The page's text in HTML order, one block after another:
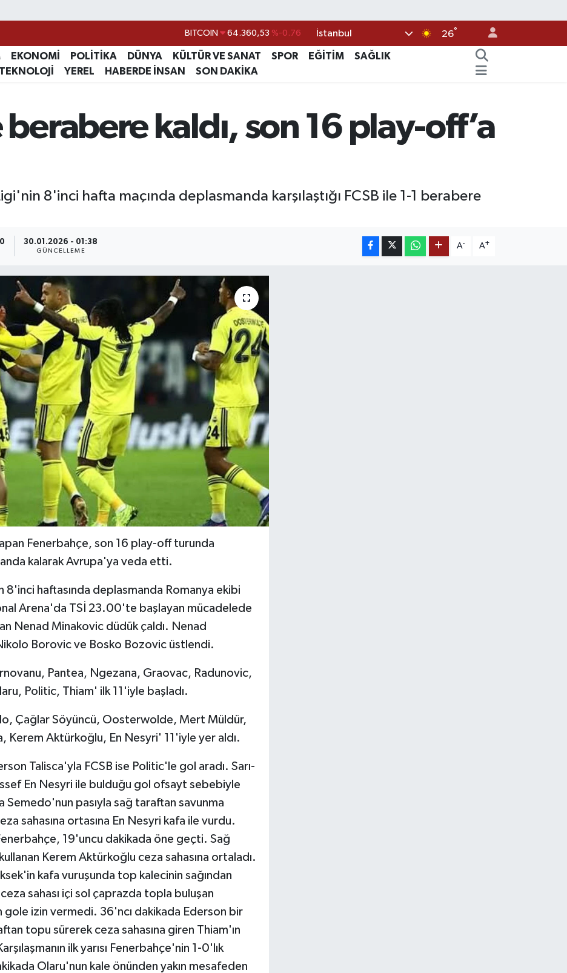
DOLAR 47,7143 %0.16
EURO 55,0317
GRAM ALTIN
BİST100 13.799
İstanbul 26°
EKONOMİ POLİTİKA DÜNYA KÜLTÜR VE SANAT SPOR EĞİTİM
SAĞLIK
YEREL HABERDE İNSAN SON DAKİKA
berabere kaldı, son 16 play-off’a
8'inci hafta maçında deplasmanda karşılaştığı FCSB ile 1-1 berabere
30.01.2026 - 01:38
GÜNCELLEME
A- A+
Fenerbahçe, son 16 play-off turunda
kalarak Avrupa'ya veda etti.
8'inci haftasında deplasmanda Romanya ekibi
Arena'da TSİ 23.00'te başlayan mücadelede
Nenad Minakovic düdük çaldı. Nenad
Nikolo Borovic ve Bosko Bozovic üstlendi.
Pantea, Ngezana, Graovac, Radunovic,
Politic, Thiam' ilk 11'iyle başladı.
Çağlar Söyüncü, Oosterwolde, Mert Müldür,
Kerem Aktürkoğlu, En Nesyri' 11'iyle yer aldı.
Talisca'yla FCSB ise Politic'le gol aradı. Sarı-
En Nesyri ile bulduğu gol ofsayt sebebiyle
Semedo'nun pasıyla sağ taraftan savunma
sahasına ortasına En Nesyri kafa ile vurdu.
19'uncu dakikada öne geçti. Sağ
Kerem Aktürkoğlu ceza sahasına ortaladı.
kafa vuruşunda top kalecinin sağından
sahası içi sol çaprazda topla buluşan
izin vermedi. 36'ncı dakikada Ederson bir
topu sürerek ceza sahasına giren Thiam'ın
ilk yarısı Fenerbahçe'nin 1-0'lık
Olaru'nun kale önünden yakın mesafeden